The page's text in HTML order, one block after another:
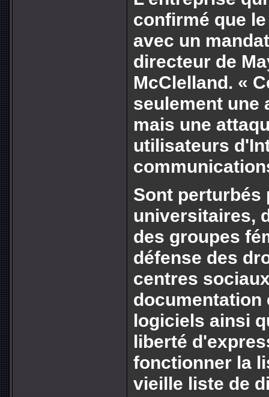
confirmé que
avec un
directeur de
McClelland. «
seulement une
mais une
utilisateurs
Sont perturbés
universitaires,
des groupes
défense des
centres
documentation
logiciels ainsi
liberté
fonctionner la
vieille liste de